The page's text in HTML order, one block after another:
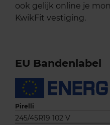
ook gelijk online je
KwikFit vestiging.
EU Bandenlabel
Pirelli
245/45R19 102 V